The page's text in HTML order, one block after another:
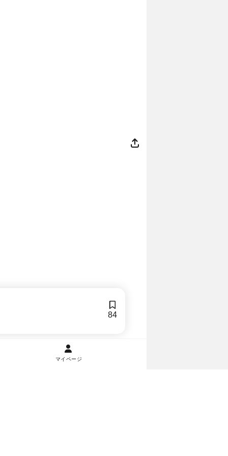
84
マイページ